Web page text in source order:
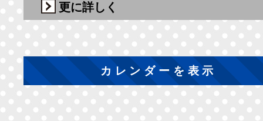
更に詳しく
カレンダーを表示